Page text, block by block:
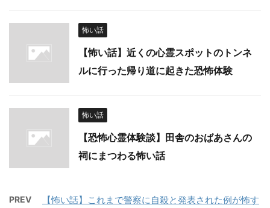
怖い話
【怖い話】近くの心霊スポットのトンネ
ルに行った帰り道に起きた恐怖体験
怖い話
【恐怖心霊体験談】田舎のおばあさんの
祠にまつわる怖い話
PREV
【怖い話】これまで警察に自殺と発表された例が怖す